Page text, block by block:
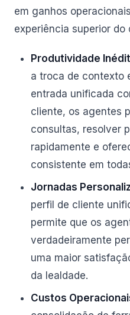
em ganhos
experiência superior do
Produtividade
a troca de contexto
entrada unificada
cliente, os agentes
consultas, resolver
rapidamente e
consistente em
Jornadas
perfil de cliente
permite que os
verdadeiramente
uma maior
da lealdade.
Custos